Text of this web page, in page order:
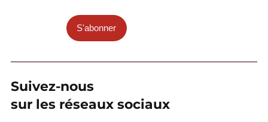
S'abonner
Suivez-nous
sur les réseaux sociaux